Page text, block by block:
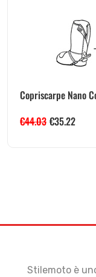
Copriscarpe Nano
€44.03 €35.22
Stilemoto è